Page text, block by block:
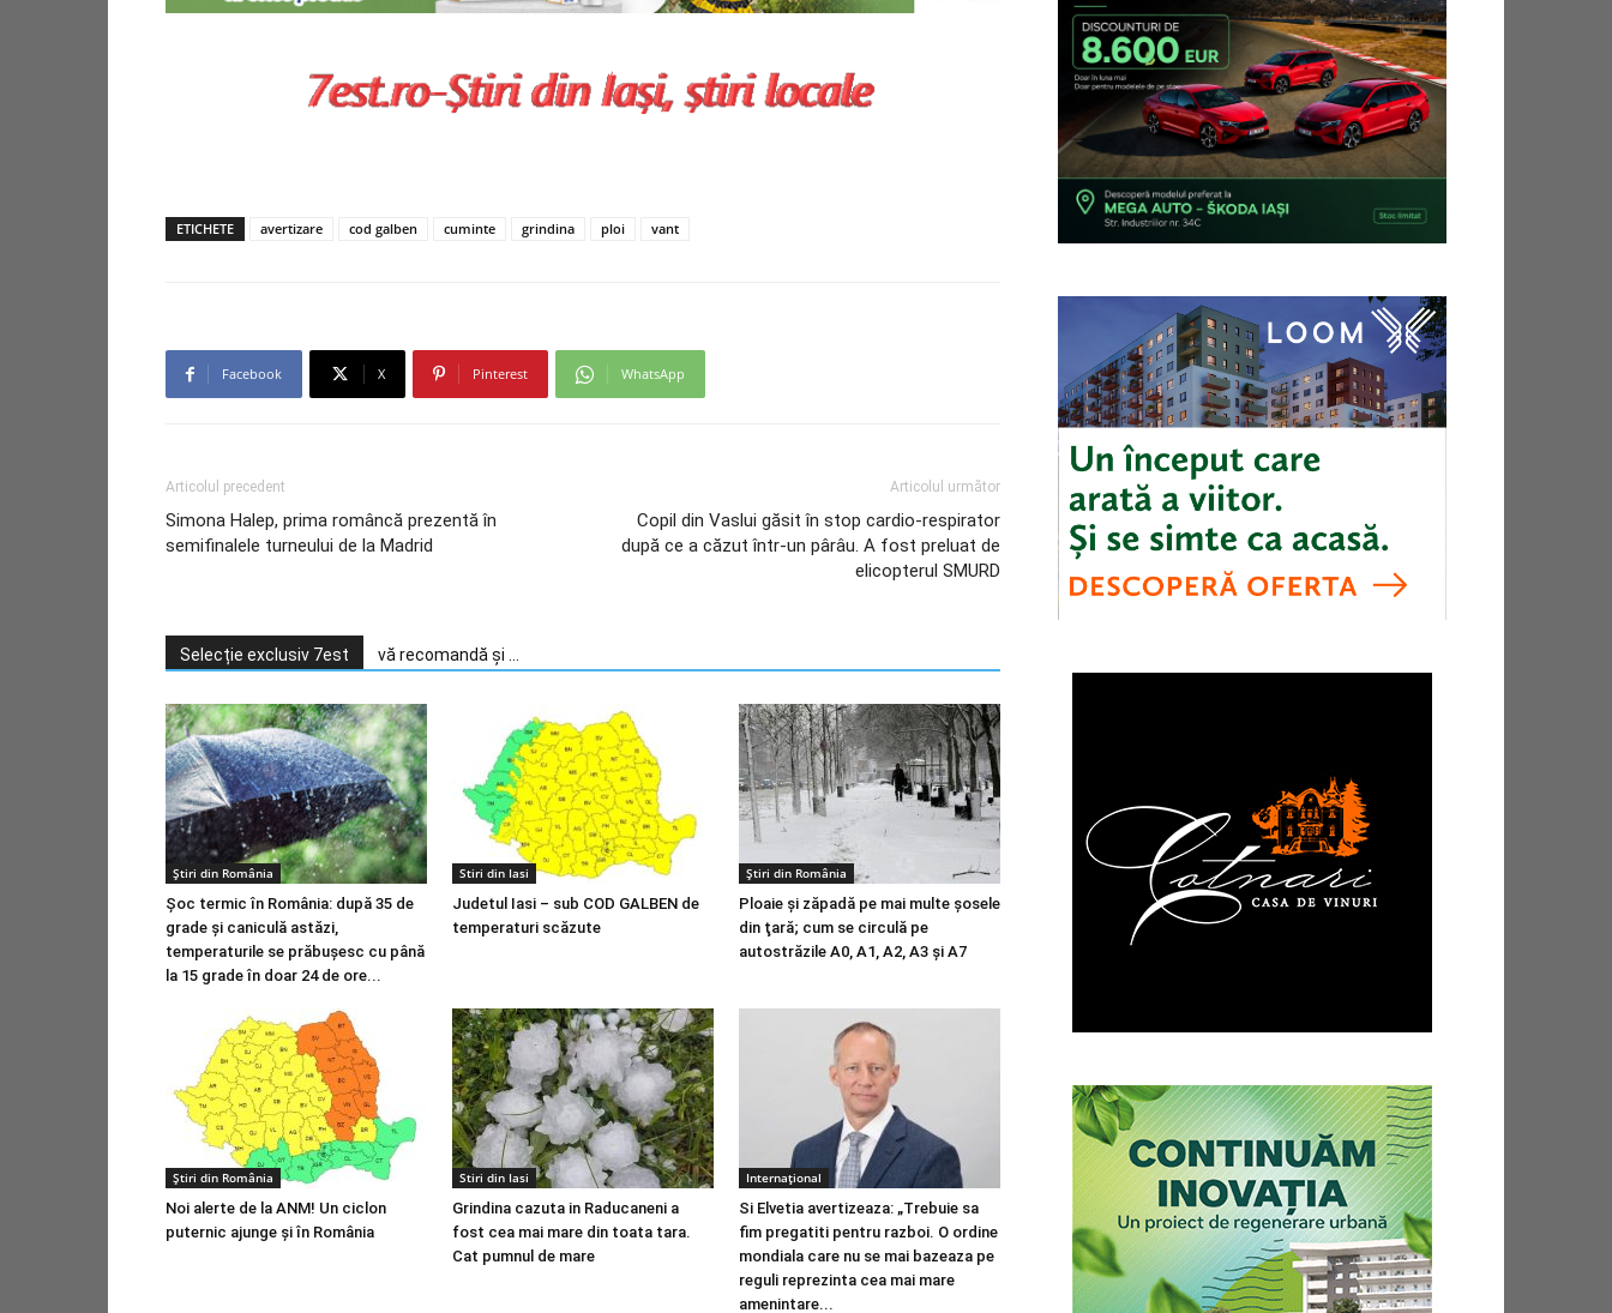
ETICHETE avertizare cod galben cuminte grindina ploi vant
Facebook X Pinterest WhatsApp
Articolul precedent
Simona Halep, prima româncă prezentă în
semifinalele turneului de la Madrid
Articolul următor
Copil din Vaslui găsit în stop cardio-respirator
după ce a căzut într-un pârâu. A fost preluat de
elicopterul SMURD
Selecție exclusiv 7est vă recomandă și ...
Știri din România
Șoc termic în România: după 35 de
grade și caniculă astăzi,
temperaturile se prăbușesc cu până
la 15 grade în doar 24 de ore...
Stiri din Iasi
Judetul Iasi – sub COD GALBEN de
temperaturi scăzute
Știri din România
Ploaie şi zăpadă pe mai multe şosele
din ţară; cum se circulă pe
autostrăzile A0, A1, A2, A3 şi A7
Știri din România
Noi alerte de la ANM! Un ciclon
puternic ajunge şi în România
Stiri din Iasi
Grindina cazuta in Raducaneni a
fost cea mai mare din toata tara.
Cat pumnul de mare
Internațional
Si Elvetia avertizeaza: „Trebuie sa
fim pregatiti pentru razboi. O ordine
mondiala care nu se mai bazeaza pe
reguli reprezinta cea mai mare
amenintare...